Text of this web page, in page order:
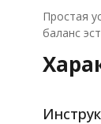
Простая
баланс